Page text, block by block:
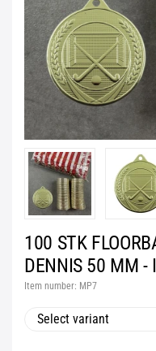
100 STK
DENNIS 50 MM -
Item number: MP7
Select variant